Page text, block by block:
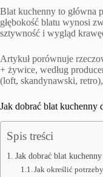
Blat kuchenny to główna
głębokość blatu wynosi
sztywność i wygląd
Artykuł porównuje
+ żywice, według
(loft, skandynawski,
Jak dobrać blat kuchenny
Spis treści
Jak dobrać blat
Jak określić